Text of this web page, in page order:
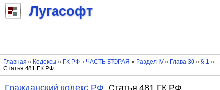
Лугасофт
Главная » Кодексы » ГК РФ» ЧАСТЬ ВТОРАЯ » Раздел IV» Глава 30» § 1 »
Статья 481 ГК РФ
Гражданский кодекс РФ, Статья 481 ГК РФ